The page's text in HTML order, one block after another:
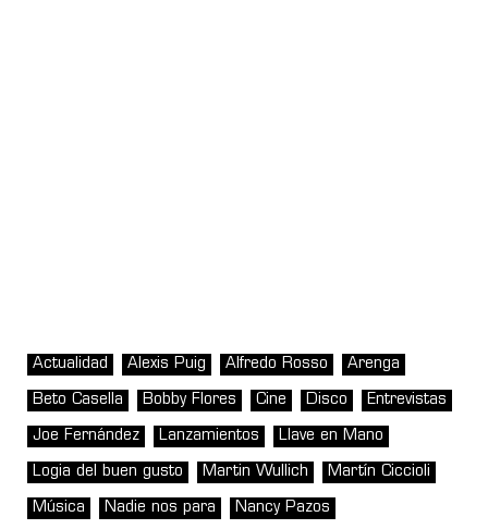
Actualidad Alexis Puig Alfredo Rosso Arenga
Beto Casella Bobby Flores Cine Disco Entrevistas
Joe Fernández Lanzamientos Llave en Mano
Logia del buen gusto Martin Wullich Martín Ciccioli
Música Nadie nos para Nancy Pazos